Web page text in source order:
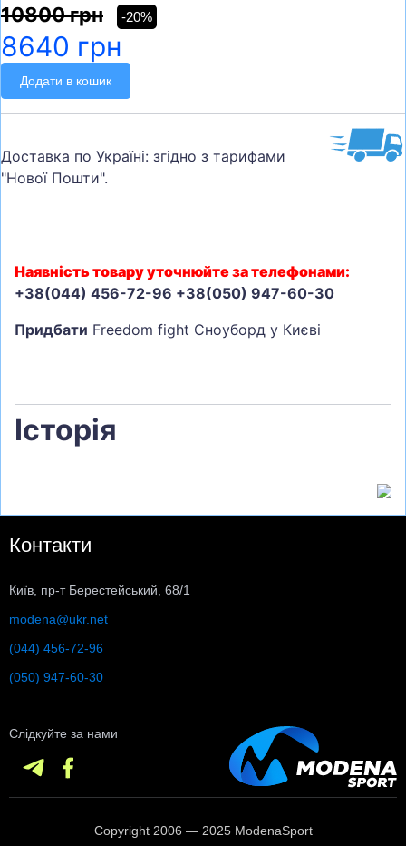
10800 грн -20%
8640 грн
Додати в кошик
Доставка по Україні: згідно з тарифами
"Нової Пошти".
Наявність товару уточнюйте за телефонами:
+38(044) 456-72-96 +38(050) 947-60-30
Придбати Freedom fight Сноуборд у Києві
Історія
Контакти
Київ, пр-т Берестейський, 68/1
modena@ukr.net
(044) 456-72-96
(050) 947-60-30
Слідкуйте за нами
Copyright 2006 — 2025 ModenaSport